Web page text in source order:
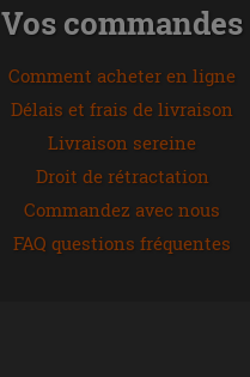
Vos commandes
Comment acheter en ligne
Délais et frais de livraison
Livraison sereine
Droit de rétractation
Commandez avec nous
FAQ questions fréquentes